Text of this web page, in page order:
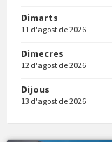
Vermuts a la Font.
Dimarts
11 d'agost de 2026
Dimecres
12 d'agost de 2026
Dijous
13 d'agost de 2026